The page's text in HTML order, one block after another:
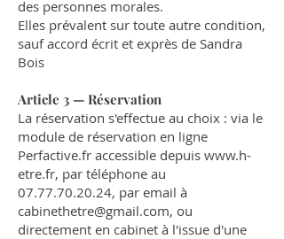
des personnes morales.
Elles prévalent sur toute autre condition,
sauf accord écrit et exprès de Sandra
Bois
Article 3 — Réservation
La réservation s'effectue au choix : via le
module de réservation en ligne
Perfactive.fr accessible depuis www.h-
etre.fr, par téléphone au
07.77.70.20.24, par email à
cabinethetre@gmail.com, ou
directement en cabinet à l'issue d'une